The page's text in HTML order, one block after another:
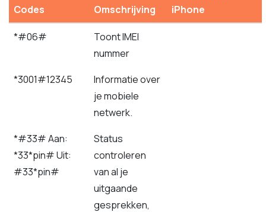
Codes Omschrijving
iPhone
*#06#
Toont IMEI
nummer
*3001#12345
Informatie over
je mobiele
netwerk.
*#33# Aan:
*33*pin# Uit:
#33*pin#
Status
controleren
van al je
uitgaande
gesprekken,